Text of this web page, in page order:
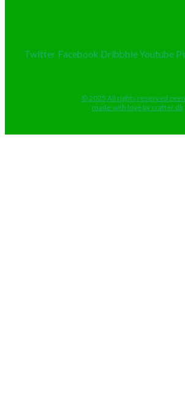
Twitter Facebook DribbbleYoutube
© 2025 All rights reserved
made with love by crafter.dk